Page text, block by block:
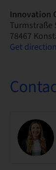
Innovation
Turmstraße
78467
Get